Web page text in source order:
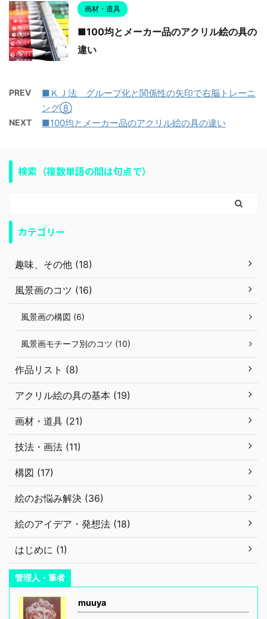
画材・道具
■100均とメーカー品のアクリル絵の具の
違い
PREV
■ＫＪ法 グループ化と関係性の矢印で右脳トレーニ
ング⑧
NEXT ■100均とメーカー品のアクリル絵の具の違い
検索（複数単語の間は句点で）
カテゴリー
趣味、その他 (18)
風景画のコツ (16)
風景画の構図 (6)
風景画モチーフ別のコツ (10)
作品リスト (8)
アクリル絵の具の基本 (19)
画材・道具 (21)
技法・画法 (11)
構図 (17)
絵のお悩み解決 (36)
絵のアイデア・発想法 (18)
はじめに (1)
管理人・筆者
muuya